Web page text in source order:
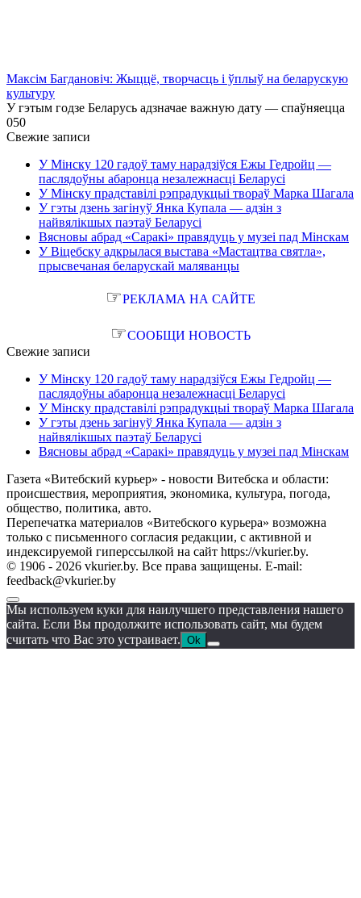
Максім Багдановіч: Жыццё, творчасць і ўплыў на беларускую
культуру
У гэтым годзе Беларусь адзначае важную дату — спаўняецца
050
Свежие записи
У Мінску 120 гадоў таму нарадзіўся Ежы Гедройц —
паслядоўны абаронца незалежнасці Беларусі
У Мінску прадставілі рэпрадукцыі твораў Марка Шагала
У гэты дзень загінуў Янка Купала — адзін з
найвялікшых паэтаў Беларусі
Вясновы абрад «Саракі» правядуць у музеі пад Мінскам
У Віцебску адкрылася выстава «Мастацтва святла»,
прысвечаная беларускай маляванцы
☞РЕКЛАМА НА САЙТЕ
☞СООБЩИ НОВОСТЬ
Свежие записи
У Мінску 120 гадоў таму нарадзіўся Ежы Гедройц —
паслядоўны абаронца незалежнасці Беларусі
У Мінску прадставілі рэпрадукцыі твораў Марка Шагала
У гэты дзень загінуў Янка Купала — адзін з
найвялікшых паэтаў Беларусі
Вясновы абрад «Саракі» правядуць у музеі пад Мінскам
Газета «Витебский курьер» - новости Витебска и области:
происшествия, мероприятия, экономика, культура, погода,
общество, политика, авто.
Перепечатка материалов «Витебского курьера» возможна
только с письменного согласия редакции, с активной и
индексируемой гиперссылкой на сайт https://vkurier.by.
© 1906 - 2026 vkurier.by. Все права защищены. E-mail:
feedback@vkurier.by
Мы используем куки для наилучшего представления нашего
сайта. Если Вы продолжите использовать сайт, мы будем
считать что Вас это устраивает. Ok